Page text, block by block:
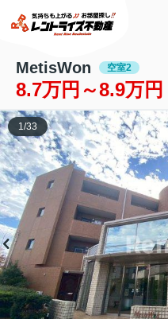
MetisWon 空室2
8.7万円～8.9万円
1 /33